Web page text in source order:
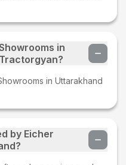
in
in Uttarakhand
by Eicher